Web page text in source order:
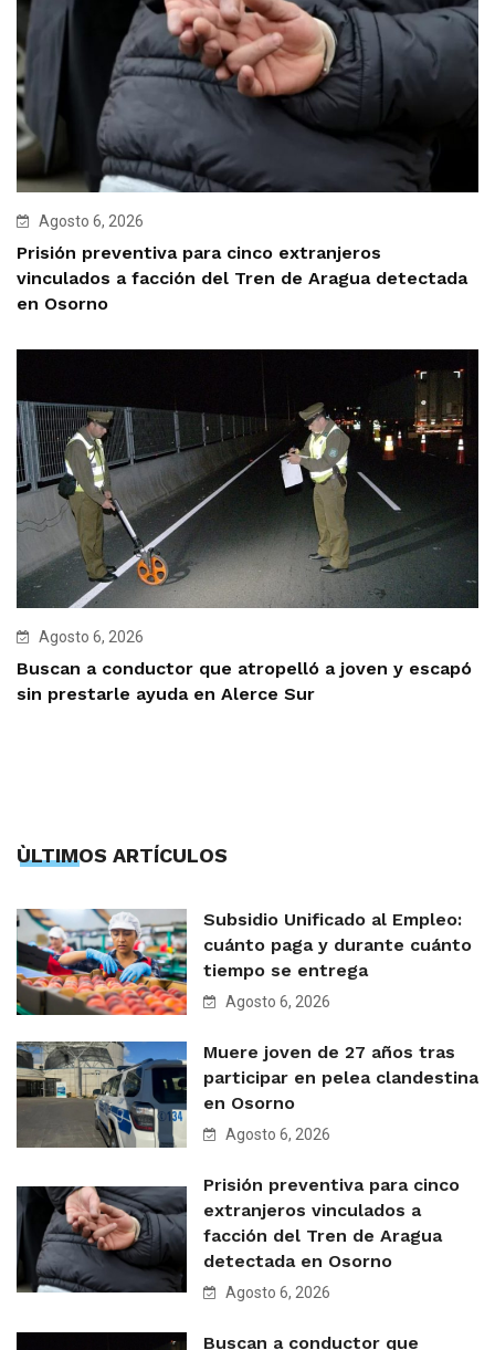
Agosto 6, 2026
Prisión preventiva para cinco extranjeros
vinculados a facción del Tren de Aragua detectada
en Osorno
Agosto 6, 2026
Buscan a conductor que atropelló a joven y escapó
sin prestarle ayuda en Alerce Sur
ÙLTIMOS ARTÍCULOS
Subsidio Unificado al Empleo:
cuánto paga y durante cuánto
tiempo se entrega
Agosto 6, 2026
Muere joven de 27 años tras
participar en pelea clandestina
en Osorno
Agosto 6, 2026
Prisión preventiva para cinco
extranjeros vinculados a
facción del Tren de Aragua
detectada en Osorno
Agosto 6, 2026
Buscan a conductor que